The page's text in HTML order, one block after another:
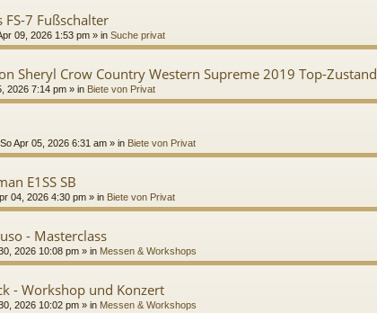
FS-7 Fußschalter
09, 2026 1:53 pm » in Suche privat
Sheryl Crow Country Western Supreme 2019 Top-Zustand
2026 7:14 pm » in Biete von Privat
So Apr 05, 2026 6:31 am » in Biete von Privat
E1SS SB
04, 2026 4:30 pm » in Biete von Privat
- Masterclass
2026 10:08 pm » in Messen & Workshops
- Workshop und Konzert
2026 10:02 pm » in Messen & Workshops